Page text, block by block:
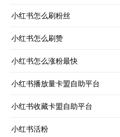
小红书怎么刷粉丝
小红书怎么刷赞
小红书怎么涨粉最快
小红书播放量卡盟自助平台
小红书收藏卡盟自助平台
小红书活粉